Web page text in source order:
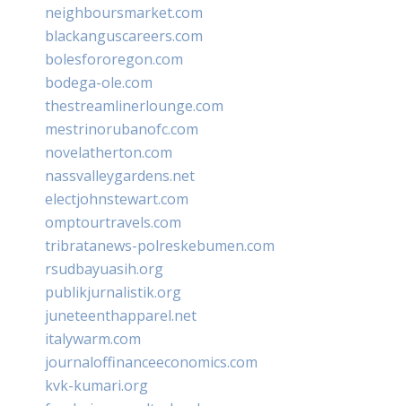
neighboursmarket.com
blackanguscareers.com
bolesfororegon.com
bodega-ole.com
thestreamlinerlounge.com
mestrinorubanofc.com
novelatherton.com
nassvalleygardens.net
electjohnstewart.com
omptourtravels.com
tribratanews-polreskebumen.com
rsudbayuasih.org
publikjurnalistik.org
juneteenthapparel.net
italywarm.com
journaloffinanceeconomics.com
kvk-kumari.org